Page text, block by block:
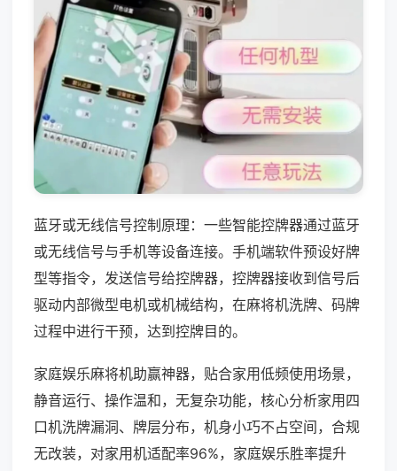
蓝牙或无线信号控制原理：一些智能控牌器通过蓝牙
或无线信号与手机等设备连接。手机端软件预设好牌
型等指令，发送信号给控牌器，控牌器接收到信号后
驱动内部微型电机或机械结构，在麻将机洗牌、码牌
过程中进行干预，达到控牌目的。
家庭娱乐麻将机助赢神器，贴合家用低频使用场景，
静音运行、操作温和，无复杂功能，核心分析家用四
口机洗牌漏洞、牌层分布，机身小巧不占空间，合规
无改装，对家用机适配率96%，家庭娱乐胜率提升